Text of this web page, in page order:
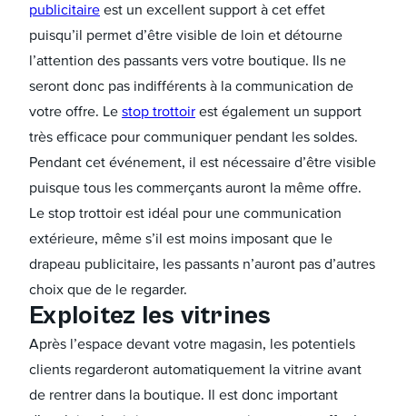
publicitaire est un excellent support à cet effet
puisqu’il permet d’être visible de loin et détourne
l’attention des passants vers votre boutique. Ils ne
seront donc pas indifférents à la communication de
votre offre. Le stop trottoir est également un support
très efficace pour communiquer pendant les soldes.
Pendant cet événement, il est nécessaire d’être visible
puisque tous les commerçants auront la même offre.
Le stop trottoir est idéal pour une communication
extérieure, même s’il est moins imposant que le
drapeau publicitaire, les passants n’auront pas d’autres
choix que de le regarder.
Exploitez les vitrines
Après l’espace devant votre magasin, les potentiels
clients regarderont automatiquement la vitrine avant
de rentrer dans la boutique. Il est donc important